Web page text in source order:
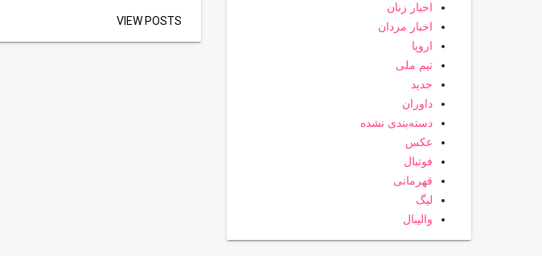
VIEW POSTS
اخبار زنان
اخبار مردان
اروپا
تیم ملی
جدید
داوران
دسته‌بندی نشده
عکس
فوتبال
قهرمانی
لیگ
والیبال